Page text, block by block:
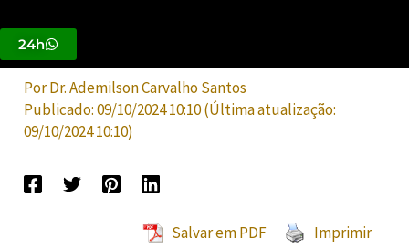
24h
polícia por suspeita de
envolvimento em homicídio
PorDr. Ademilson Carvalho Santos
Publicado:09/10/2024 10:10(Última atualização:
09/10/2024 10:10)
Salvar em PDF Imprimir